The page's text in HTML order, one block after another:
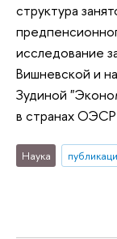
структура
исследование
Вишневской и
Зудиной
в странах ОЭСР
Наука